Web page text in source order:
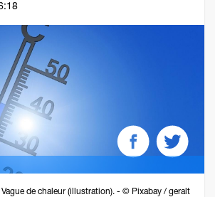
Vague de chaleur (illustration). - © Pixabay / geralt